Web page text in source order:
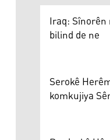
Iraq:
bilind de ne
Serokê
komkujiya